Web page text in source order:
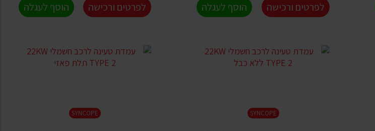
לפרטים ורכישה הוסף לעגלה לפרטים ורכישה הוסף לעגלה
SYNCOPE
SYNCOPE